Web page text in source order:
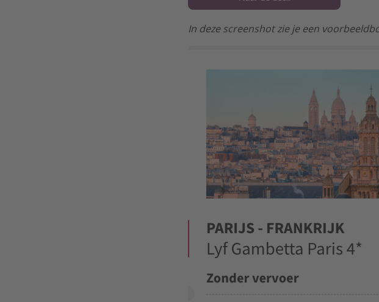
In deze screenshot zie je een